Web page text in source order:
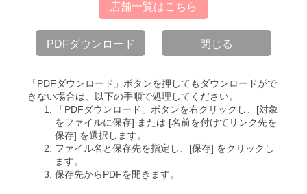
店舗一覧はこちら
PDFダウンロード 閉じる
「PDFダウンロード」ボタンを押してもダウンロードがで
きない場合は、以下の手順で処理してください。
「PDFダウンロード」ボタンを右クリックし、[対象
をファイルに保存] または [名前を付けてリンク先を
保存] を選択します。
ファイル名と保存先を指定し、[保存] をクリックし
ます。
保存先からPDFを開きます。